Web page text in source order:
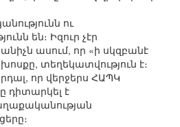
ու
են։ Իզուր չէր
ասում, որ «ի սկզբանէ
տեղեկատվություն է։
որ վերջերս ՀԱՊԿ
դիտարկել է